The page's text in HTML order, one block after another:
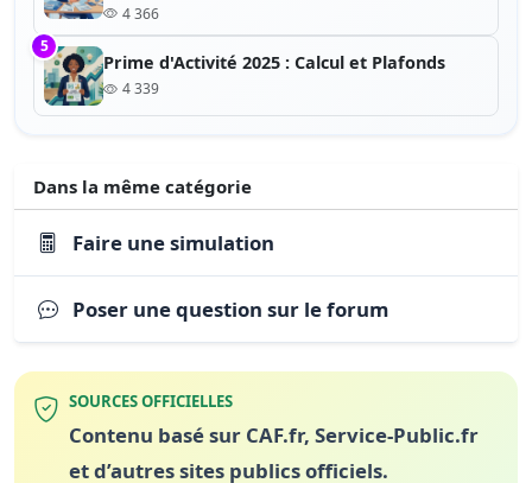
4 366
5
Prime d'Activité 2025 : Calcul et Plafonds
4 339
Dans la même catégorie
Faire une simulation
Poser une question sur le forum
SOURCES OFFICIELLES
Contenu basé sur CAF.fr, Service-Public.fr
et d’autres sites publics officiels.